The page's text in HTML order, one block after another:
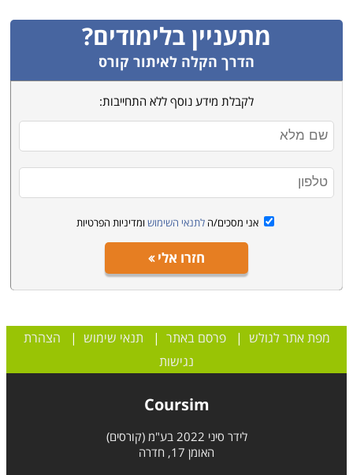
מתעניין בלימודים?
הדרך הקלה לאיתור קורס
לקבלת מידע נוסף ללא התחייבות:
אני מסכים/ה לתנאי השימוש ומדיניות הפרטיות
חזרו אלי
מפת אתר לגולש |פרסם באתר | תנאי שימוש | הצהרת
נגישות
Coursim
לידר סיני 2022 בע"מ (קורסים)
האומן 17, חדרה